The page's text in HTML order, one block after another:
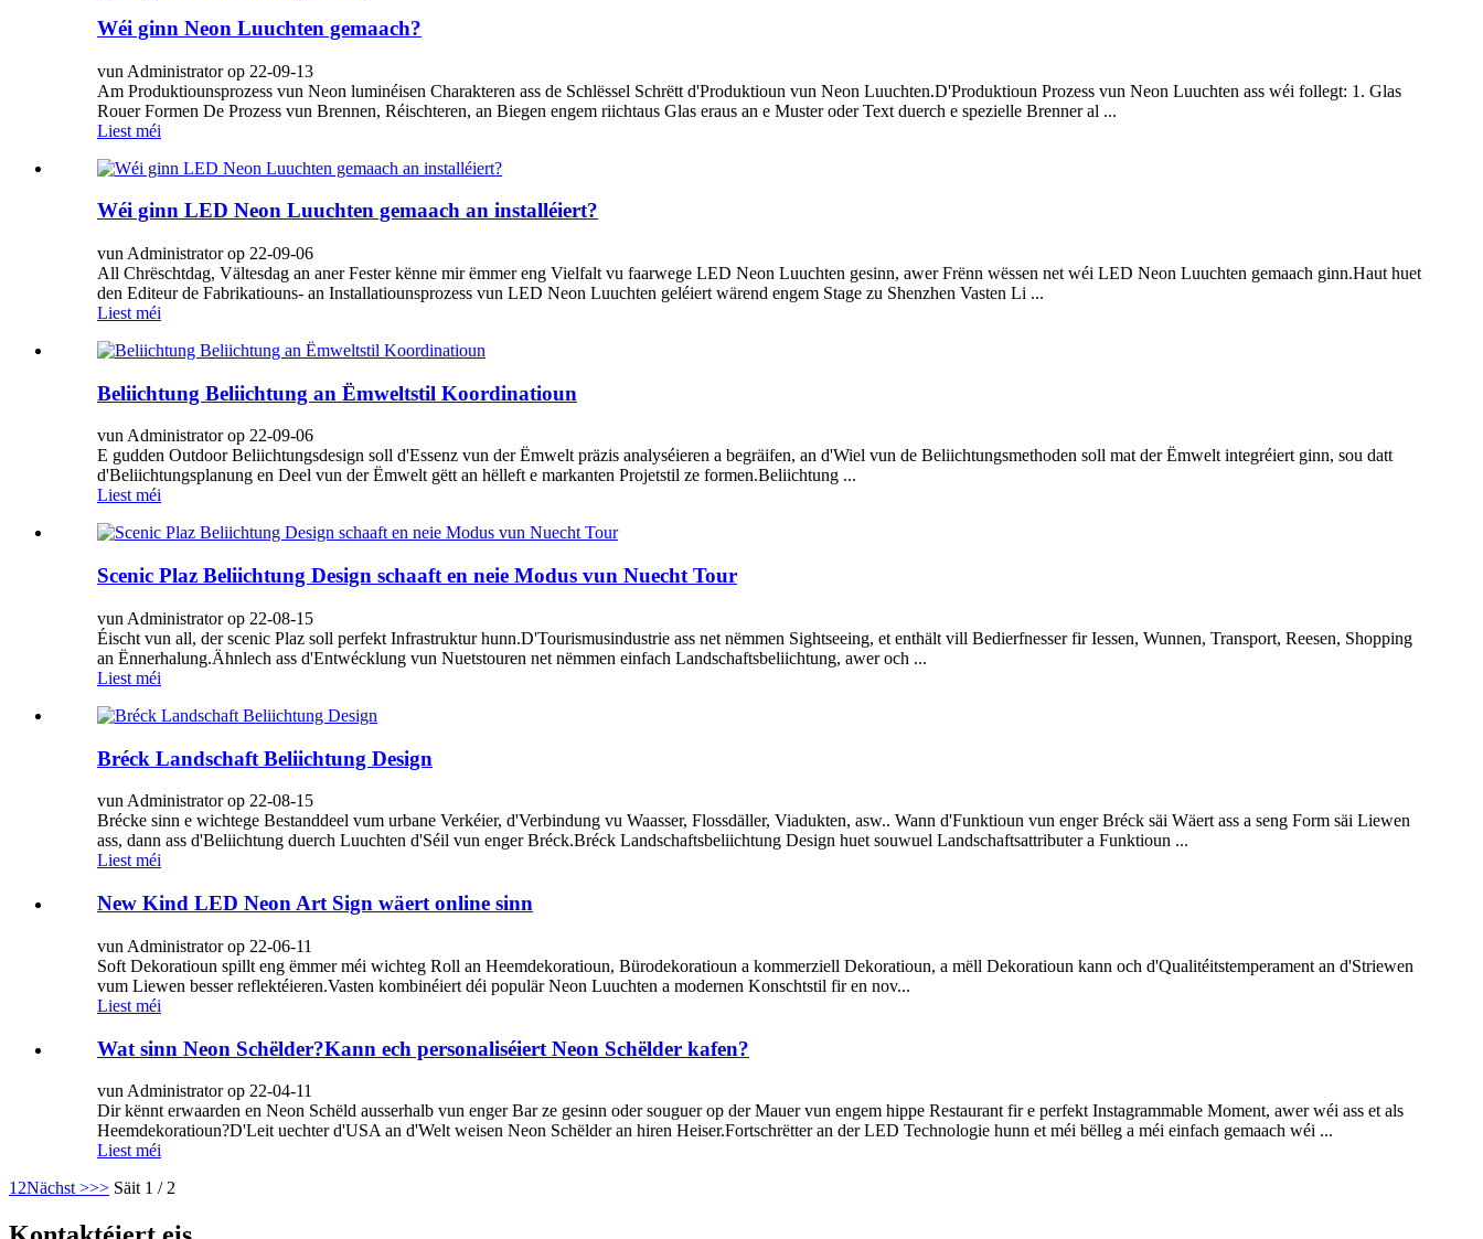
Wéi ginn Neon Luuchten gemaach?
vun Administrator op 22-09-13
Am Produktiounsprozess vun Neon luminéisen Charakteren ass de Schlëssel Schrëtt d'Produktioun vun Neon Luuchten.D'Produktioun Prozess vun Neon Luuchten ass wéi follegt: 1. Glas
Rouer Formen De Prozess vun Brennen, Réischteren, an Biegen engem riichtaus Glas eraus an e Muster oder Text duerch e spezielle Brenner al ...
Liest méi
Wéi ginn LED Neon Luuchten gemaach an installéiert?
vun Administrator op 22-09-06
All Chrëschtdag, Vältesdag an aner Fester kënne mir ëmmer eng Vielfalt vu faarwege LED Neon Luuchten gesinn, awer Frënn wëssen net wéi LED Neon Luuchten gemaach ginn.Haut huet
den Editeur de Fabrikatiouns- an Installatiounsprozess vun LED Neon Luuchten geléiert wärend engem Stage zu Shenzhen Vasten Li ...
Liest méi
Beliichtung Beliichtung an Ëmweltstil Koordinatioun
vun Administrator op 22-09-06
E gudden Outdoor Beliichtungsdesign soll d'Essenz vun der Ëmwelt präzis analyséieren a begräifen, an d'Wiel vun de Beliichtungsmethoden soll mat der Ëmwelt integréiert ginn, sou datt
d'Beliichtungsplanung en Deel vun der Ëmwelt gëtt an hëlleft e markanten Projetstil ze formen.Beliichtung ...
Liest méi
Scenic Plaz Beliichtung Design schaaft en neie Modus vun Nuecht Tour
vun Administrator op 22-08-15
Éischt vun all, der scenic Plaz soll perfekt Infrastruktur hunn.D'Tourismusindustrie ass net nëmmen Sightseeing, et enthält vill Bedierfnesser fir Iessen, Wunnen, Transport, Reesen, Shopping
an Ënnerhalung.Ähnlech ass d'Entwécklung vun Nuetstouren net nëmmen einfach Landschaftsbeliichtung, awer och ...
Liest méi
Bréck Landschaft Beliichtung Design
vun Administrator op 22-08-15
Brécke sinn e wichtege Bestanddeel vum urbane Verkéier, d'Verbindung vu Waasser, Flossdäller, Viadukten, asw.. Wann d'Funktioun vun enger Bréck säi Wäert ass a seng Form säi Liewen
ass, dann ass d'Beliichtung duerch Luuchten d'Séil vun enger Bréck.Bréck Landschaftsbeliichtung Design huet souwuel Landschaftsattributer a Funktioun ...
Liest méi
New Kind LED Neon Art Sign wäert online sinn
vun Administrator op 22-06-11
Soft Dekoratioun spillt eng ëmmer méi wichteg Roll an Heemdekoratioun, Bürodekoratioun a kommerziell Dekoratioun, a mëll Dekoratioun kann och d'Qualitéitstemperament an d'Striewen
vum Liewen besser reflektéieren.Vasten kombinéiert déi populär Neon Luuchten a modernen Konschtstil fir en nov...
Liest méi
Wat sinn Neon Schëlder?Kann ech personaliséiert Neon Schëlder kafen?
vun Administrator op 22-04-11
Dir kënnt erwaarden en Neon Schëld ausserhalb vun enger Bar ze gesinn oder souguer op der Mauer vun engem hippe Restaurant fir e perfekt Instagrammable Moment, awer wéi ass et als
Heemdekoratioun?D'Leit uechter d'USA an d'Welt weisen Neon Schëlder an hiren Heiser.Fortschrëtter an der LED Technologie hunn et méi bëlleg a méi einfach gemaach wéi ...
Liest méi
1 2Nächst >>> Säit 1 / 2